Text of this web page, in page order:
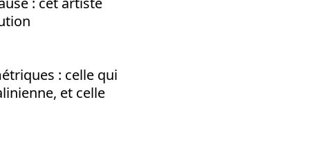
: celle qui
et celle